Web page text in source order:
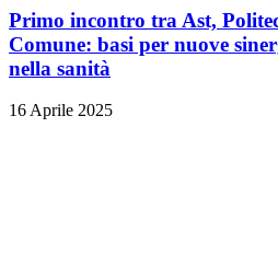
Primo incontro tra Ast,
Comune: basi per nuove
nella sanità
16 Aprile 2025